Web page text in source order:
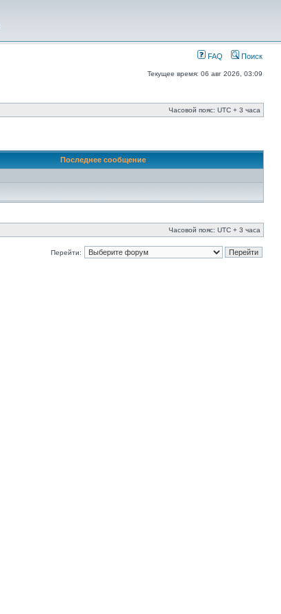
FAQ Поиск
Текущее время: 06 авг 2026, 03:09
Часовой пояс: UTC + 3 часа
Последнее сообщение
Часовой пояс: UTC + 3 часа
Перейти: